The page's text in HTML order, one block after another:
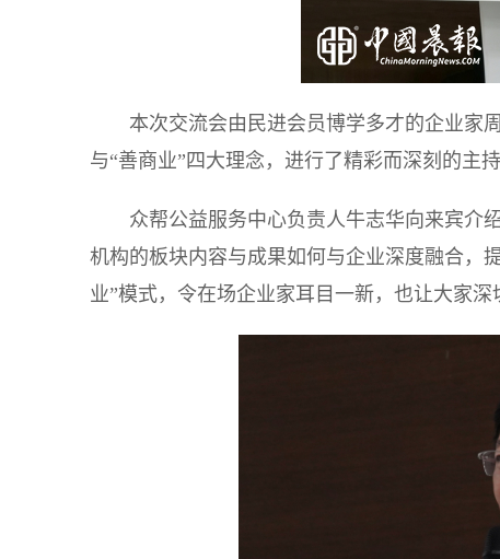
本次交流会由民进会员博学多才的企业家
与“善商业”四大理念，进行了精彩而深刻的主
众帮公益服务中心负责人牛志华向来宾介
机构的板块内容与成果如何与企业深度融合，
业”模式，令在场企业家耳目一新，也让大家